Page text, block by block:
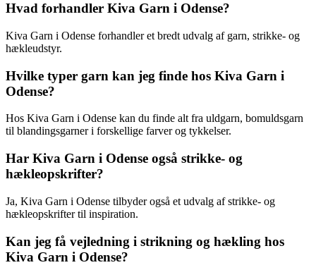
Hvad forhandler Kiva Garn i Odense?
Kiva Garn i Odense forhandler et bredt udvalg af garn, strikke- og
hækleudstyr.
Hvilke typer garn kan jeg finde hos Kiva Garn i
Odense?
Hos Kiva Garn i Odense kan du finde alt fra uldgarn, bomuldsgarn
til blandingsgarner i forskellige farver og tykkelser.
Har Kiva Garn i Odense også strikke- og
hækleopskrifter?
Ja, Kiva Garn i Odense tilbyder også et udvalg af strikke- og
hækleopskrifter til inspiration.
Kan jeg få vejledning i strikning og hækling hos
Kiva Garn i Odense?